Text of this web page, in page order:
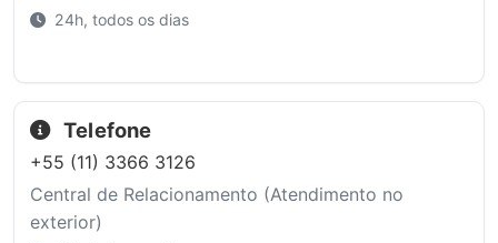
24h, todos os dias
Telefone
+55 (11) 3366 3126
Central de Relacionamento (Atendimento no
exterior)